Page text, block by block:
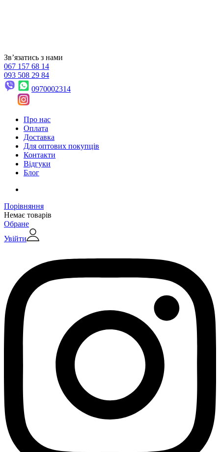
Звʼязатись з нами
067 157 68 14
093 508 29 84
0970002314
Про нас
Оплата
Доставка
Для оптових покупців
Контакти
Відгуки
Блог
Порівняння
Немає товарів
Обране
Увійти